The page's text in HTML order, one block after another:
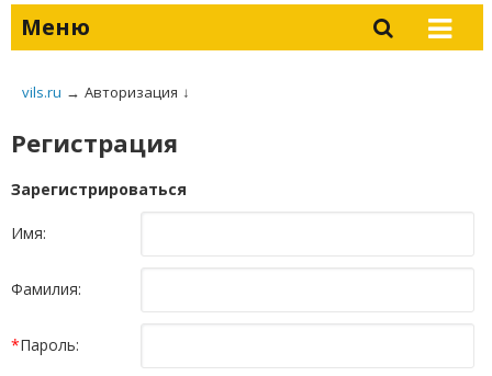
Меню
vils.ru → Авторизация ↓
Регистрация
Зарегистрироваться
Имя:
Фамилия:
*Пароль: